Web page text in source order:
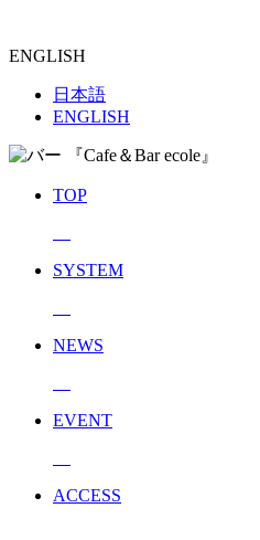
ENGLISH
日本語
ENGLISH
TOP
SYSTEM
NEWS
EVENT
ACCESS